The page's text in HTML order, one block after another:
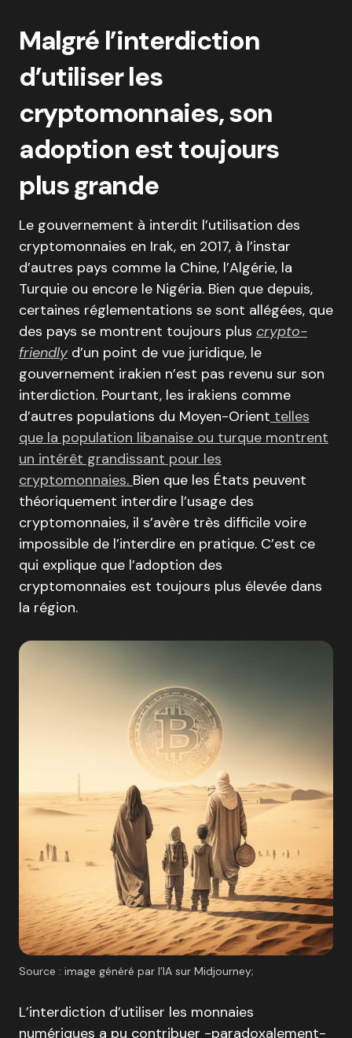
Malgré l’interdiction
d’utiliser les
cryptomonnaies, son
adoption est toujours
plus grande
Le gouvernement à interdit l’utilisation des
cryptomonnaies en Irak, en 2017, à l’instar
d’autres pays comme la Chine, l’Algérie, la
Turquie ou encore le Nigéria. Bien que depuis,
certaines réglementations se sont allégées, que
des pays se montrent toujours plus crypto-
friendlyd’un point de vue juridique, le
gouvernement irakien n’est pas revenu sur son
interdiction. Pourtant, les irakiens comme
d’autres populations du Moyen-Orient telles
que la population libanaise ou turque montrent
un intérêt grandissant pour les
cryptomonnaies. Bien que les États peuvent
théoriquement interdire l’usage des
cryptomonnaies, il s’avère très difficile voire
impossible de l’interdire en pratique. C’est ce
qui explique que l’adoption des
cryptomonnaies est toujours plus élevée dans
la région.
Source : image généré par l’IA sur Midjourney;
L’interdiction d’utiliser les monnaies
numériques a pu contribuer -paradoxalement-